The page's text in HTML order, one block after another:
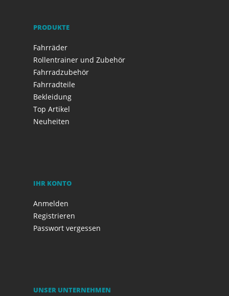
PRODUKTE
Fahrräder
Rollentrainer und Zubehör
Fahrradzubehör
Fahrradteile
Bekleidung
Top Artikel
Neuheiten
IHR KONTO
Anmelden
Registrieren
Passwort vergessen
UNSER UNTERNEHMEN